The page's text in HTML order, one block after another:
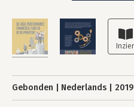
Gebonden Nederlands 2019